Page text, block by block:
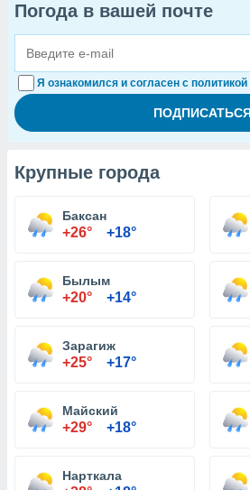
Погода в вашей почте
Я ознакомился и согласен с
Крупные города
Баксан
+26° +18°
Былым
+20° +14°
Зарагиж
+25° +17°
Майский
+29° +18°
Нарткала